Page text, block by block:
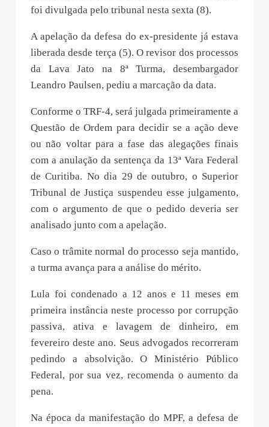
foi divulgada pelo tribunal nesta sexta (8).
A apelação da defesa do ex-presidente já estava
liberada desde terça (5). O revisor dos processos
da Lava Jato na 8ª Turma, desembargador
Leandro Paulsen, pediu a marcação da data.
Conforme o TRF-4, será julgada primeiramente a
Questão de Ordem para decidir se a ação deve
ou não voltar para a fase das alegações finais
com a anulação da sentença da 13ª Vara Federal
de Curitiba. No dia 29 de outubro, o Superior
Tribunal de Justiça suspendeu esse julgamento,
com o argumento de que o pedido deveria ser
analisado junto com a apelação.
Caso o trâmite normal do processo seja mantido,
a turma avança para a análise do mérito.
Lula foi condenado a 12 anos e 11 meses em
primeira instância neste processo por corrupção
passiva, ativa e lavagem de dinheiro, em
fevereiro deste ano. Seus advogados recorreram
pedindo a absolvição. O Ministério Público
Federal, por sua vez, recomenda o aumento da
pena.
Na época da manifestação do MPF, a defesa de